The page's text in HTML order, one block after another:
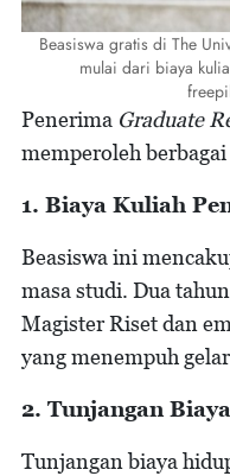
Beasiswa gratis di The
mulai dari biaya
Penerima Graduate
memperoleh
1. Biaya Kuliah
Beasiswa ini
masa studi. Dua
Magister Riset dan
yang menempuh
2. Tunjangan
Tunjangan biaya